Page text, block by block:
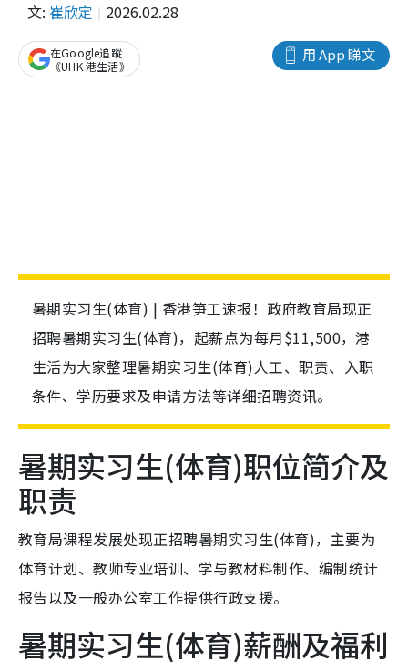
文: 崔欣定 2026.02.28
用 App 睇文
在Google追蹤
《UHK 港生活》
暑期实习生(体育) | 香港笋工速报！政府教育局现正
招聘暑期实习生(体育)，起薪点为每月$11,500，港
生活为大家整理暑期实习生(体育)人工、职责、入职
条件、学历要求及申请方法等详细招聘资讯。
暑期实习生(体育)职位简介及
职责
教育局课程发展处现正招聘暑期实习生(体育)，主要为
体育计划、教师专业培训、学与教材料制作、编制统计
报告以及一般办公室工作提供行政支援。
暑期实习生(体育)薪酬及福利